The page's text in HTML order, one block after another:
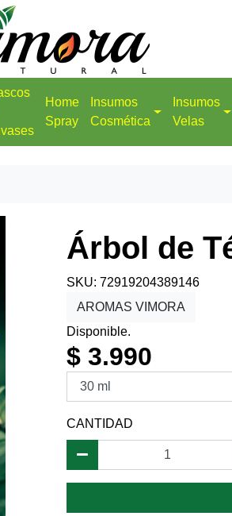
Home
Spray
Insumos
Cosmética
Insumos
Velas
Árbol de
SKU: 72919204389146
AROMAS VIMORA
Disponible.
$ 3.990
CANTIDAD